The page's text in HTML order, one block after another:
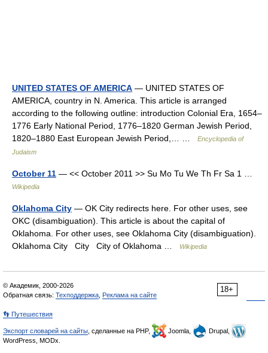
UNITED STATES OF AMERICA — UNITED STATES OF
AMERICA, country in N. America. This article is arranged
according to the following outline: introduction Colonial Era, 1654–
1776 Early National Period, 1776–1820 German Jewish Period,
1820–1880 East European Jewish Period,… …
Encyclopedia of
Judaism
October 11 — << October 2011 >> Su Mo Tu We Th Fr Sa 1 …
Wikipedia
Oklahoma City — OK City redirects here. For other uses, see
OKC (disambiguation). This article is about the capital of
Oklahoma. For other uses, see Oklahoma City (disambiguation).
Oklahoma City City City of Oklahoma …
Wikipedia
18+
© Академик, 2000-2026
Обратная связь: Техподдержка Реклама на сайте
👣 Путешествия
Экспорт словарей на сайты , сделанные на PHP, Joomla,
Drupal,
WordPress, MODx.